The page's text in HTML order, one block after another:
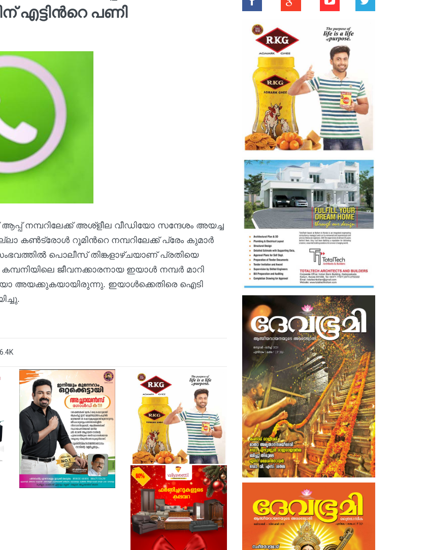
എട്ടിന്‍റെ പണി
നമ്പറിലേക്ക് അശ്‌ളീല വീഡിയോ സന്ദേശം അയച്ച
കണ്‍ട്രോള്‍ റൂമിന്‍റെ നമ്പറിലേക്ക് പ്രേം കുമാര്‍
പൊലീസ് തിങ്കളാഴ്‌ചയാണ് പ്രതിയെ
ജീവനക്കാരനായ ഇയാള്‍ നമ്പര്‍ മാറി
അയക്കുകയായിരുന്നു. ഇയാള്‍ക്കെതിരെ ഐടി